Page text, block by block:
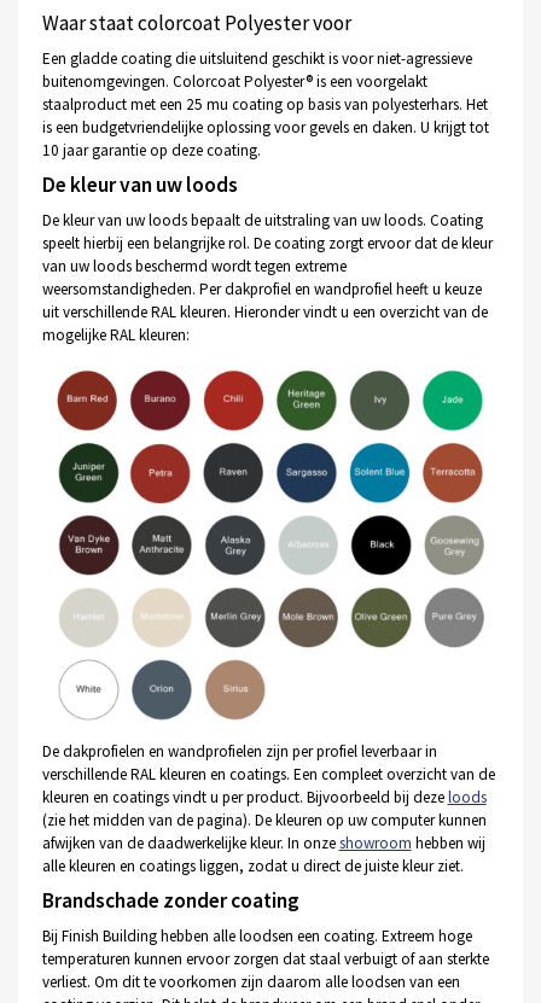
Waar staat colorcoat Polyester voor
Een gladde coating die uitsluitend geschikt is voor niet-agressieve
buitenomgevingen. Colorcoat Polyester® is een voorgelakt
staalproduct met een 25 mu coating op basis van polyesterhars. Het
is een budgetvriendelijke oplossing voor gevels en daken. U krijgt tot
10 jaar garantie op deze coating.
De kleur van uw loods
De kleur van uw loods bepaalt de uitstraling van uw loods. Coating
speelt hierbij een belangrijke rol. De coating zorgt ervoor dat de kleur
van uw loods beschermd wordt tegen extreme
weersomstandigheden. Per dakprofiel en wandprofiel heeft u keuze
uit verschillende RAL kleuren. Hieronder vindt u een overzicht van de
mogelijke RAL kleuren:
De dakprofielen en wandprofielen zijn per profiel leverbaar in
verschillende RAL kleuren en coatings. Een compleet overzicht van de
kleuren en coatings vindt u per product. Bijvoorbeeld bij dezeloods
(zie het midden van de pagina). De kleuren op uw computer kunnen
afwijken van de daadwerkelijke kleur. In onzeshowroom hebben wij
alle kleuren en coatings liggen, zodat u direct de juiste kleur ziet.
Brandschade zonder coating
Bij Finish Building hebben alle loodsen een coating. Extreem hoge
temperaturen kunnen ervoor zorgen dat staal verbuigt of aan sterkte
verliest. Om dit te voorkomen zijn daarom alle loodsen van een